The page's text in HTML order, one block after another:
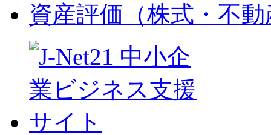
資産評価（株式・不